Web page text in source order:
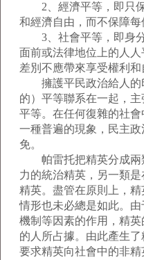
2、經濟平等，即只保
和經濟自由，而不保障每
3、社會平等，即身分
面前或法律地位上的人
差別不應帶來享受權利和
擁護平民政治給人的
的）平等聯系在一起，
平等。在任何復雜的社
一種普遍的現象，民主
免。
帕雷托把精英分成兩
力的統治精英，另一類
精英。盡管在原則上，
情形也未必總是如此。
機制等因素的作用，精
的人所占據。由此產生
要求精英向社會中的非